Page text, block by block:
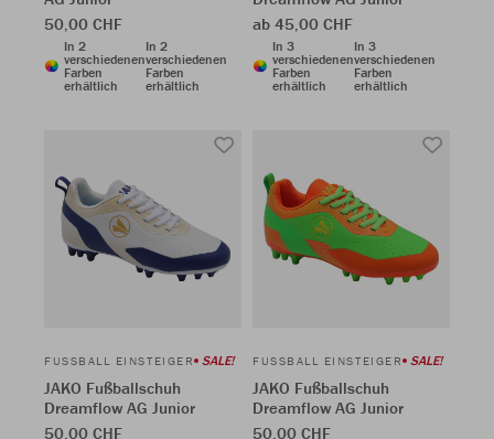
50,00 CHF
In 2
verschiedenen
Farben
erhältlich
In 2
verschiedenen
Farben
erhältlich
ab 45,00 CHF
In 3
verschiedenen
Farben
erhältlich
In 3
verschiedenen
Farben
erhältlich
FUSSBALL EINSTEIGER SALE!
JAKO Fußballschuh
Dreamflow AG Junior
50,00 CHF
FUSSBALL EINSTEIGER SALE!
JAKO Fußballschuh
Dreamflow AG Junior
50,00 CHF